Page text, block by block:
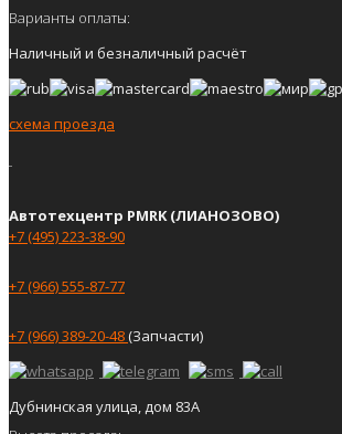
Варианты оплаты:
Наличный и безналичный расчёт
схема проезда
Автотехцентр PMRK (ЛИАНОЗОВО)
+7 (495) 223-38-90
+7 (966) 555-87-77
+7 (966) 389-20-48(Запчасти)
Дубнинская улица, дом 83А